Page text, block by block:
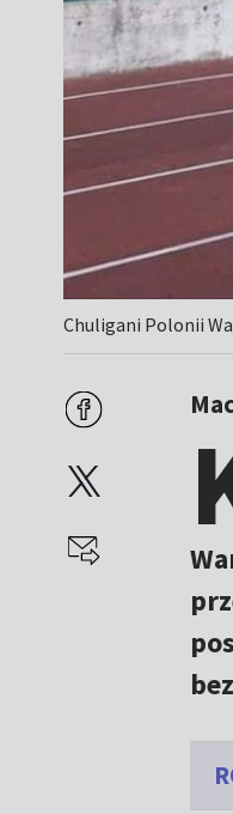
Chuligani Polonii